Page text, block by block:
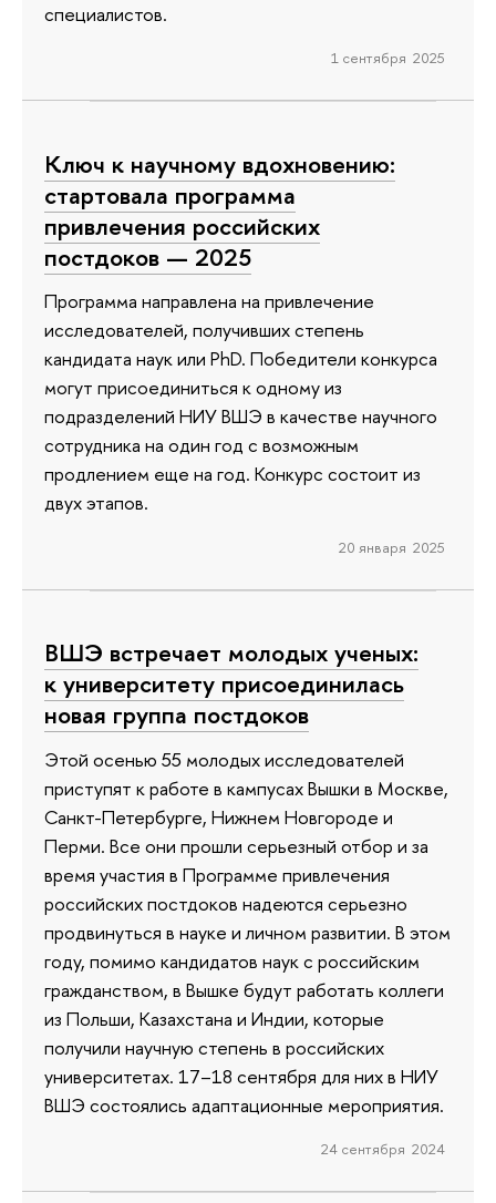
специалистов.
1 сентября 2025
Ключ к научному вдохновению:
стартовала программа
привлечения российских
постдоков — 2025
Программа направлена на привлечение
исследователей, получивших степень
кандидата наук или PhD. Победители конкурса
могут присоединиться к одному из
подразделений НИУ ВШЭ в качестве научного
сотрудника на один год с возможным
продлением еще на год. Конкурс состоит из
двух этапов.
20 января 2025
ВШЭ встречает молодых ученых:
к университету присоединилась
новая группа постдоков
Этой осенью 55 молодых исследователей
приступят к работе в кампусах Вышки в Москве,
Санкт-Петербурге, Нижнем Новгороде и
Перми. Все они прошли серьезный отбор и за
время участия в Программе привлечения
российских постдоков надеются серьезно
продвинуться в науке и личном развитии. В этом
году, помимо кандидатов наук с российским
гражданством, в Вышке будут работать коллеги
из Польши, Казахстана и Индии, которые
получили научную степень в российских
университетах. 17–18 сентября для них в НИУ
ВШЭ состоялись адаптационные мероприятия.
24 сентября 2024